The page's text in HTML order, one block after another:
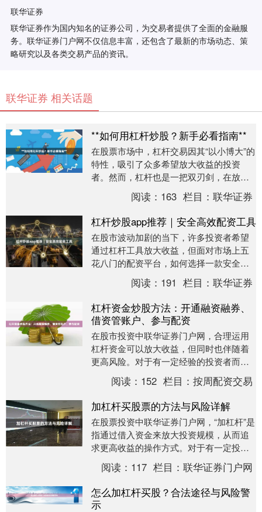
联华证券
联华证券作为国内知名的证券公司，为交易者提供了全面的金融服
务。联华证券门户网不仅信息丰富，还包含了最新的市场动态、策
略研究以及各类交易产品的资讯。
联华证券 相关话题
**如何用杠杆炒股？新手必看指南**
在股票市场中，杠杆交易因其“以小博大”的
特性，吸引了众多希望放大收益的投资
者。然而，杠杆也是一把双刃剑，在放大
收益的同时也会放大亏损。对于新手而
言，理解杠杆的原....
阅读： 163 栏目：联华证券
杠杆炒股app推荐｜安全高效配资工具
在股市波动加剧的当下，许多投资者希望
通过杠杆工具放大收益，但面对市场上五
花八门的配资平台，如何选择一款安全、
高效、合规的杠杆炒股App成为关键。本文
将为您梳理优....
阅读： 191 栏目：联华证券
杠杆资金炒股方法：开通融资融券、
借资管账户、参与配资
在股市投资中联华证券门户网，合理运用
杠杆资金可以放大收益，但同时也伴随着
更高风险。对于有一定经验的投资者而
言，了解并掌握杠杆资金炒股方法至关重
要。本文将详细解析....
阅读： 152 栏目：按周配资交易
加杠杆买股票的方法与风险详解
在股票投资中联华证券门户网，“加杠杆”是
指通过借入资金来放大投资规模，从而追
求更高收益的操作方式。对于有一定投资
经验的股民来说，杠杆是一把双刃剑——
用得好可以加....
阅读： 117 栏目：联华证券门户网
怎么加杠杆买股？合法途径与风险警
示